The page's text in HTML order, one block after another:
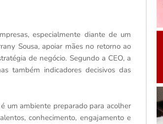
especialmente diante de um
Sousa, apoiar mães no retorno ao
de negócio. Segundo a CEO, a
também indicadores decisivos das
um ambiente preparado para acolher
conhecimento, engajamento e